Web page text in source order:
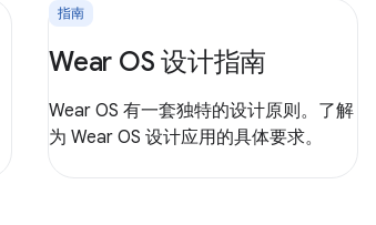
指南
Wear OS 设计指南
Wear OS 有一套独特的设计原则。了解
为 Wear OS 设计应用的具体要求。